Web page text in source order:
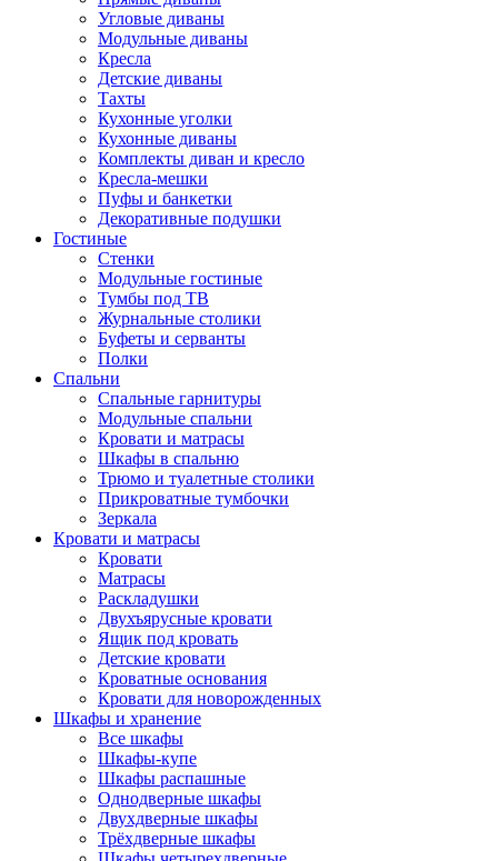
Угловые диваны
Модульные диваны
Кресла
Детские диваны
Тахты
Кухонные уголки
Кухонные диваны
Комплекты диван и кресло
Кресла-мешки
Пуфы и банкетки
Декоративные подушки
Гостиные
Стенки
Модульные гостиные
Тумбы под ТВ
Журнальные столики
Буфеты и серванты
Полки
Спальни
Спальные гарнитуры
Модульные спальни
Кровати и матрасы
Шкафы в спальню
Трюмо и туалетные столики
Прикроватные тумбочки
Зеркала
Кровати и матрасы
Кровати
Матрасы
Раскладушки
Двухъярусные кровати
Ящик под кровать
Детские кровати
Кроватные основания
Кровати для новорожденных
Шкафы и хранение
Все шкафы
Шкафы-купе
Шкафы распашные
Однодверные шкафы
Двухдверные шкафы
Трёхдверные шкафы